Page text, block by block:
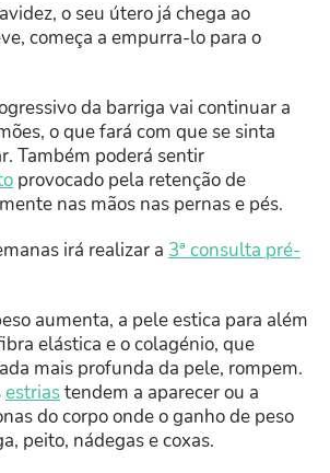
o seu útero já chega ao
começa a empurra-lo para o
da barriga vai continuar a
o que fará com que se sinta
Também poderá sentir
provocado pela retenção de
nas mãos nas pernas e pés.
irá realizar a 3ª consulta pré-
aumenta, a pele estica para além
elástica e o colagénio, que
mais profunda da pele, rompem.
estriastendem a aparecer ou a
do corpo onde o ganho de peso
peito, nádegas e coxas.